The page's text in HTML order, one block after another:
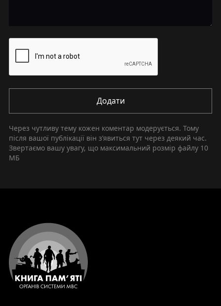
Додати
Через чутливу тему кожен коментар модерується. Тому
після вашої публікації він зʼявиться тут через деякий час.
Звертаємо вашу увагу, що максимальний розмір файлу 10
МБ